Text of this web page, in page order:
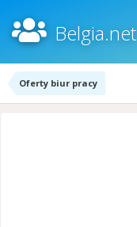
Belgia.net
Oferty biur pracy